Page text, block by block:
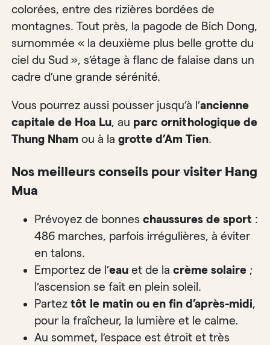
colorées, entre des rizières bordées de
montagnes. Tout près, la pagode de Bich Dong,
surnommée « la deuxième plus belle grotte du
ciel du Sud », s’étage à flanc de falaise dans un
cadre d’une grande sérénité.
Vous pourrez aussi pousser jusqu’à l’ancienne
capitale de Hoa Lu, au parc ornithologique de
Thung Nham ou à lagrotte d’Am Tien.
Nos meilleurs conseils pour visiter Hang
Mua
Prévoyez de bonneschaussures de sport :
486 marches, parfois irrégulières, à éviter
en talons.
Emportez de l’eau et de lacrème solaire ;
l’ascension se fait en plein soleil.
Parteztôt le matin ou en fin d’après-midi,
pour la fraîcheur, la lumière et le calme.
Au sommet, l’espace est étroit et très